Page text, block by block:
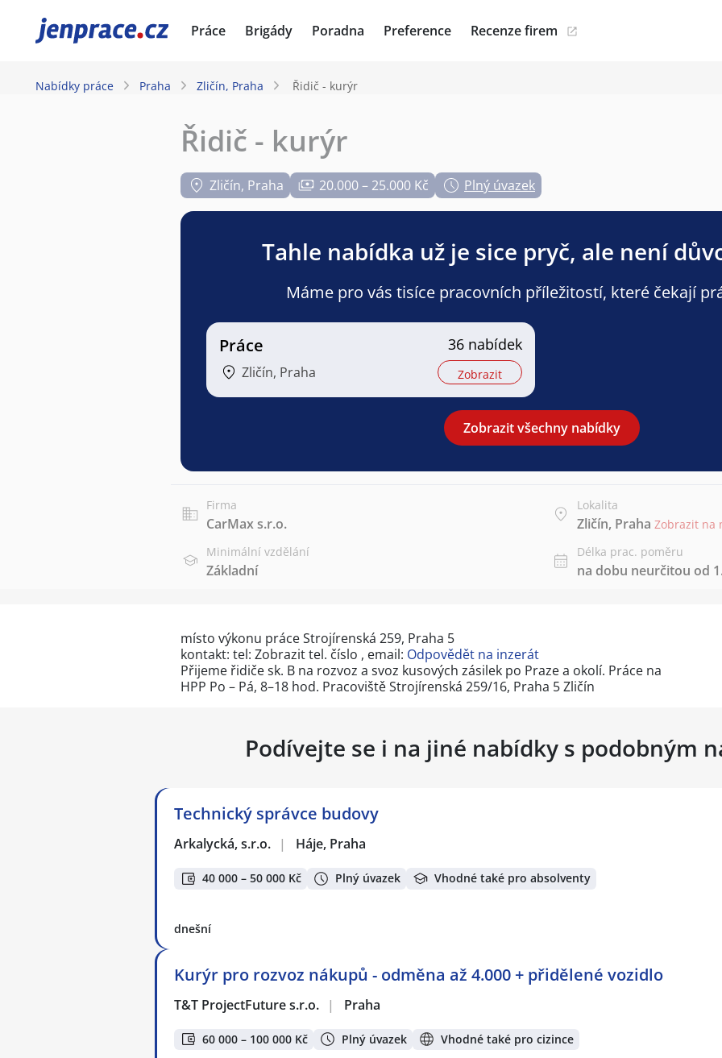
JenPráce.cz Práce Brigády Poradna Preference Recenze firem
Nabídky práce Praha Zličín, Praha Řidič - kurýr
Řidič - kurýr
Zličín, Praha 20.000 – 25.000 Kč Plný úvazek
Tahle nabídka už je sice pryč, ale není
Máme pro vás tisíce pracovních příležitostí, které čekají
Práce
Zličín, Praha
36 nabídek
Zobrazit
Zobrazit všechny nabídky
Firma
CarMax s.r.o.
Lokalita
Zličín, Praha Zobrazit na
Minimální vzdělání
Základní
Délka prac. poměru
na dobu neurčitou od
místo výkonu práce Strojírenská 259, Praha 5
kontakt: tel: Zobrazit tel. číslo , email: Odpovědět na inzerát
Přijeme řidiče sk. B na rozvoz a svoz kusových zásilek po Praze a okolí. Práce na
HPP Po – Pá, 8–18 hod. Pracoviště Strojírenská 259/16, Praha 5 Zličín
Podívejte se i na jiné nabídky s podobným
Technický správce budovy
Arkalycká, s.r.o. | Háje, Praha
40 000 – 50 000 Kč Plný úvazek Vhodné také pro absolventy
dnešní
Kurýr pro rozvoz nákupů - odměna až 4.000 + přidělené vozidlo
T&T ProjectFuture s.r.o. | Praha
60 000 – 100 000 Kč Plný úvazek Vhodné také pro cizince